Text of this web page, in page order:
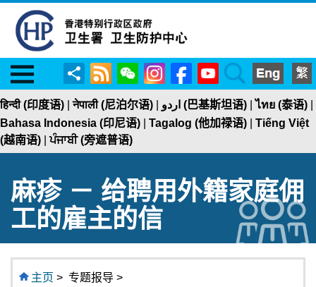
Menu
分
享
RSS WeChatInstagramFacebookYouTubeSearch
हिन्दी (印度语) |नेपाली (尼泊尔语) اردو (巴基斯坦语) |ไทย (泰语)
Bahasa Indonesia (印尼语)
Tagalog (他加禄语)
Tiếng Việt
(越南语) |ਪੰਜਾਬੀ (旁遮普语)
麻疹 － 给聘用外籍家庭佣
工的雇主的信
主页 > 专题报导 >